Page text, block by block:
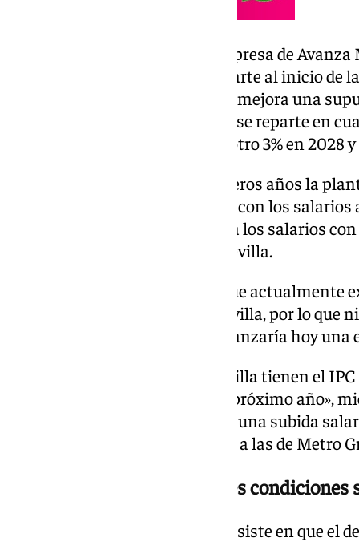
La presidenta del comité de empresa de
(CCOO), ha lamentado por su parte al inicio
«intenta vender como una gran mejora una
ocultando que dicha propuesta se reparte en
un 4% en 2026, un 3% en 2027, otro 3% en 2028
«Es decir, durante los tres primeros años la
manteniéndose prácticamente con los
de que ello tampoco equipararía los salarios
metros andaluces como el de Sevilla.
«La realidad -ha expuesto- es que
alrededor del 28% respecto a Sevilla, por lo que
íntegramente esa subida se alcanzaría hoy una
A ella suma que en el Metro Sevilla tienen el
volverán a negociar mejoras el próximo año»,
«ya han firmado recientemente una subida
de unas condiciones superiores a las de Metro
«El metro andaluz con peores condiciones
Por ello el comité de empresa insiste en que el